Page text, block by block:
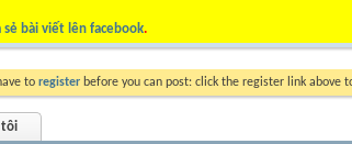
sẻ bài viết lên facebook.
to register before you can post: click the register link
tôi